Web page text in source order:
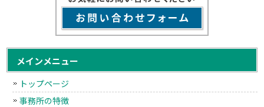
メインメニュー
トップページ
事務所の特徴